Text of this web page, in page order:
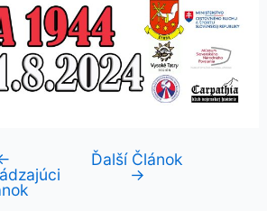
Ďalší Článok
→